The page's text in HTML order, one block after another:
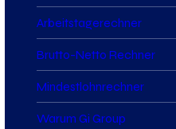
Arbeitstagerechner
Brutto-Netto Rechner
Mindestlohnrechner
Warum Gi Group